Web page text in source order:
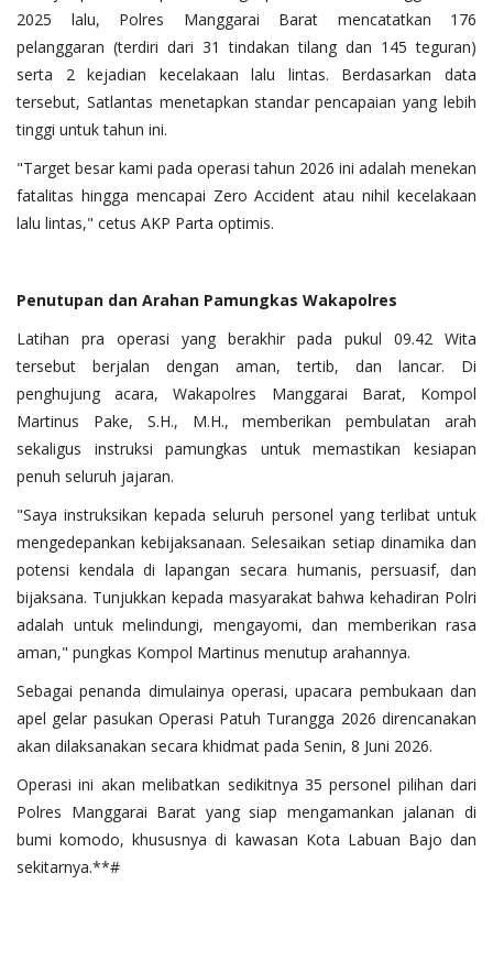
2025 lalu, Polres Manggarai Barat mencatatkan 176
pelanggaran (terdiri dari 31 tindakan tilang dan 145 teguran)
serta 2 kejadian kecelakaan lalu lintas. Berdasarkan data
tersebut, Satlantas menetapkan standar pencapaian yang lebih
tinggi untuk tahun ini.
‎"Target besar kami pada operasi tahun 2026 ini adalah menekan
fatalitas hingga mencapai Zero Accident atau nihil kecelakaan
lalu lintas," cetus AKP Parta optimis.
Penutupan dan Arahan Pamungkas Wakapolres
Latihan pra operasi yang berakhir pada pukul 09.42 Wita
tersebut berjalan dengan aman, tertib, dan lancar. Di
penghujung acara, Wakapolres Manggarai Barat, Kompol
Martinus Pake, S.H., M.H., memberikan pembulatan arah
sekaligus instruksi pamungkas untuk memastikan kesiapan
penuh seluruh jajaran.
‎"Saya instruksikan kepada seluruh personel yang terlibat untuk
mengedepankan kebijaksanaan. Selesaikan setiap dinamika dan
potensi kendala di lapangan secara humanis, persuasif, dan
bijaksana. Tunjukkan kepada masyarakat bahwa kehadiran Polri
adalah untuk melindungi, mengayomi, dan memberikan rasa
aman," pungkas Kompol Martinus menutup arahannya.
‎Sebagai penanda dimulainya operasi, upacara pembukaan dan
apel gelar pasukan Operasi Patuh Turangga 2026 direncanakan
akan dilaksanakan secara khidmat pada Senin, 8 Juni 2026.
‎Operasi ini akan melibatkan sedikitnya 35 personel pilihan dari
Polres Manggarai Barat yang siap mengamankan jalanan di
bumi komodo, khususnya di kawasan Kota Labuan Bajo dan
sekitarnya.**#